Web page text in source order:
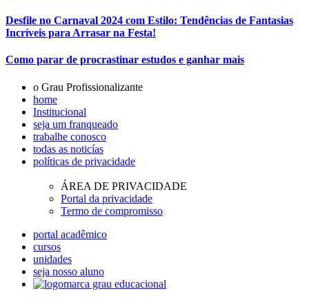
Desfile no Carnaval 2024 com Estilo: Tendências de Fantasias
Incríveis para Arrasar na Festa!
Como parar de procrastinar estudos e ganhar mais
o Grau Profissionalizante
home
Institucional
seja um franqueado
trabalhe conosco
todas as noticías
políticas de privacidade
ÁREA DE PRIVACIDADE
Portal da privacidade
Termo de compromisso
portal acadêmico
cursos
unidades
seja nosso aluno